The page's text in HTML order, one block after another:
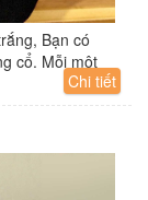
Bạn có
cổ. Mỗi một
Chi tiết